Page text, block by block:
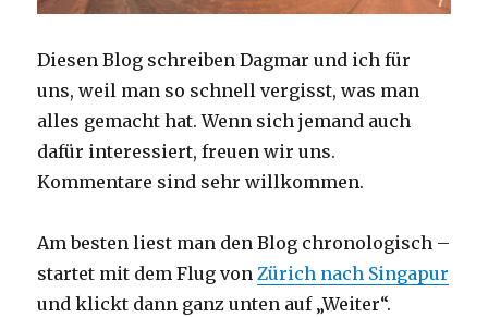
Diesen Blog schreiben Dagmar und ich für
uns, weil man so schnell vergisst, was man
alles gemacht hat. Wenn sich jemand auch
dafür interessiert, freuen wir uns.
Kommentare sind sehr willkommen.
Am besten liest man den Blog chronologisch –
startet mit dem Flug vonZürich nach Singapur
und klickt dann ganz unten auf „Weiter“.